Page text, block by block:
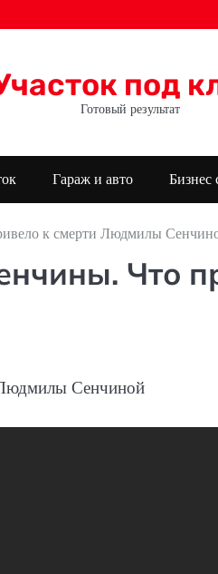
под
Готовый результат
Гараж и авто Бизнес
к смерти Людмилы
Что